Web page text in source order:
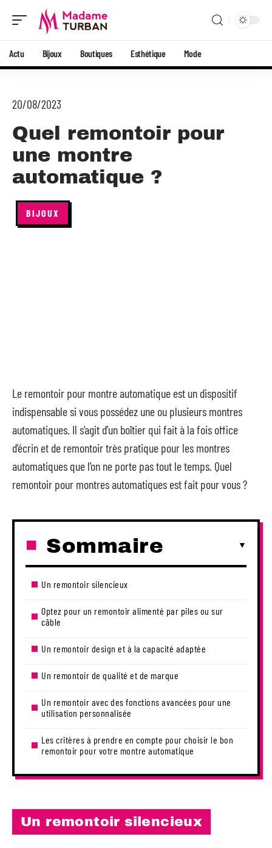
Actu Bijoux Boutiques Esthétique Mode
20/08/2023
Quel remontoir pour
une montre
automatique ?
BIJOUX
Le remontoir pour montre automatique est un dispositif
indispensable si vous possédez une ou plusieurs montres
automatiques. Il s’agit d’un boîtier qui fait à la fois office
d’écrin et de remontoir très pratique pour les montres
automatiques que l’on ne porte pas tout le temps. Quel
remontoir pour montres automatiques est fait pour vous ?
Sommaire
Un remontoir silencieux
Optez pour un remontoir alimenté par piles ou sur
câble
Un remontoir design et à la capacité adaptée
Un remontoir de qualité et de marque
Un remontoir avec des fonctions avancées pour une
utilisation personnalisée
Les critères à prendre en compte pour choisir le bon
remontoir pour votre montre automatique
Un remontoir silencieux